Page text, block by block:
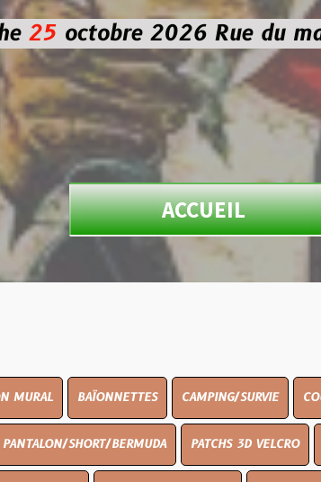
2026Rue du marché
ACCUEIL
CAMPING/SURVIE COUTELLERIE
BERMUDA PATCHS 3D VELCRO PEINTURE